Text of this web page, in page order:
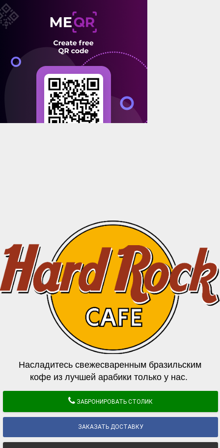
Насладитесь свежесваренным бразильским
кофе из лучшей арабики только у нас.
ЗАБРОНИРОВАТЬ СТОЛИК
ЗАКАЗАТЬ ДОСТАВКУ